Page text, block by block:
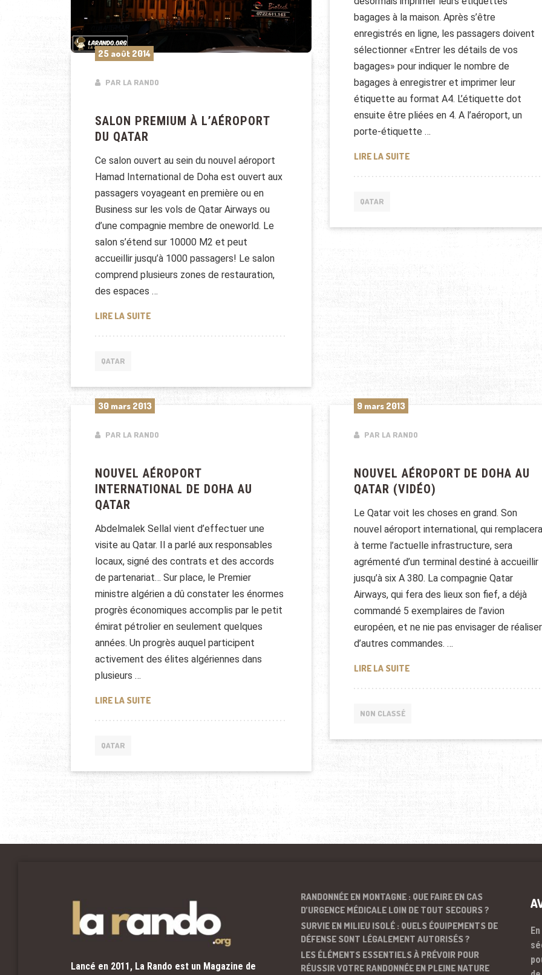
25 août 2014
PAR LA RANDO
SALON PREMIUM À L’AÉROPORT
DU QATAR
Ce salon ouvert au sein du nouvel aéroport
Hamad International de Doha est ouvert aux
passagers voyageant en première ou en
Business sur les vols de Qatar Airways ou
d’une compagnie membre de oneworld. Le
salon s’étend sur 10000 M2 et peut
accueillir jusqu’à 1000 passagers! Le salon
comprend plusieurs zones de restauration,
des espaces …
LIRE LA SUITESALON PREMIUM À L’AÉROPORT DU QATAR
QATAR
bagages à la maison. Après s’être
enregistrés en ligne, les passagers doivent
sélectionner «Entrer les détails de vos
bagages» pour indiquer le nombre de
bagages à enregistrer et imprimer leur
étiquette au format A4. L’étiquette dot
ensuite être pliées en 4. A l’aéroport, un
porte-étiquette …
LIRE LA SUITEQATAR AIRWAYS LANCE LE Q-TAG
QATAR
30 mars 2013
PAR LA RANDO
NOUVEL AÉROPORT
INTERNATIONAL DE DOHA AU
QATAR
Abdelmalek Sellal vient d’effectuer une
visite au Qatar. Il a parlé aux responsables
locaux, signé des contrats et des accords
de partenariat… Sur place, le Premier
ministre algérien a dû constater les énormes
progrès économiques accomplis par le petit
émirat pétrolier en seulement quelques
années. Un progrès auquel participent
activement des élites algériennes dans
plusieurs …
LIRE LA SUITENOUVEL AÉROPORT INTERNATIONAL DE DOHA AU QATAR
QATAR
9 mars 2013
PAR LA RANDO
NOUVEL AÉROPORT DE DOHA AU
QATAR (VIDÉO)
Le Qatar voit les choses en grand. Son
nouvel aéroport international, qui remplacera
à terme l’actuelle infrastructure, sera
agrémenté d’un terminal destiné à accueillir
jusqu’à six A 380. La compagnie Qatar
Airways, qui fera des lieux son fief, a déjà
commandé 5 exemplaires de l’avion
européen, et ne nie pas envisager de réaliser
d’autres commandes. …
LIRE LA SUITENOUVEL AÉROPORT DE DOHA AU
NON CLASSÉ
Lancé en 2011, La Rando est un Magazine de
RANDONNÉE EN MONTAGNE : QUE FAIRE EN CAS
D’URGENCE MÉDICALE LOIN DE TOUT SECOURS ?
SURVIE EN MILIEU ISOLÉ : QUELS ÉQUIPEMENTS DE
DÉFENSE SONT LÉGALEMENT AUTORISÉS ?
LES ÉLÉMENTS ESSENTIELS À PRÉVOIR POUR
RÉUSSIR VOTRE RANDONNÉE EN PLEINE NATURE